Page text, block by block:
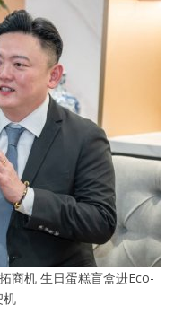
商机 生日蛋糕盲盒进Eco-
机